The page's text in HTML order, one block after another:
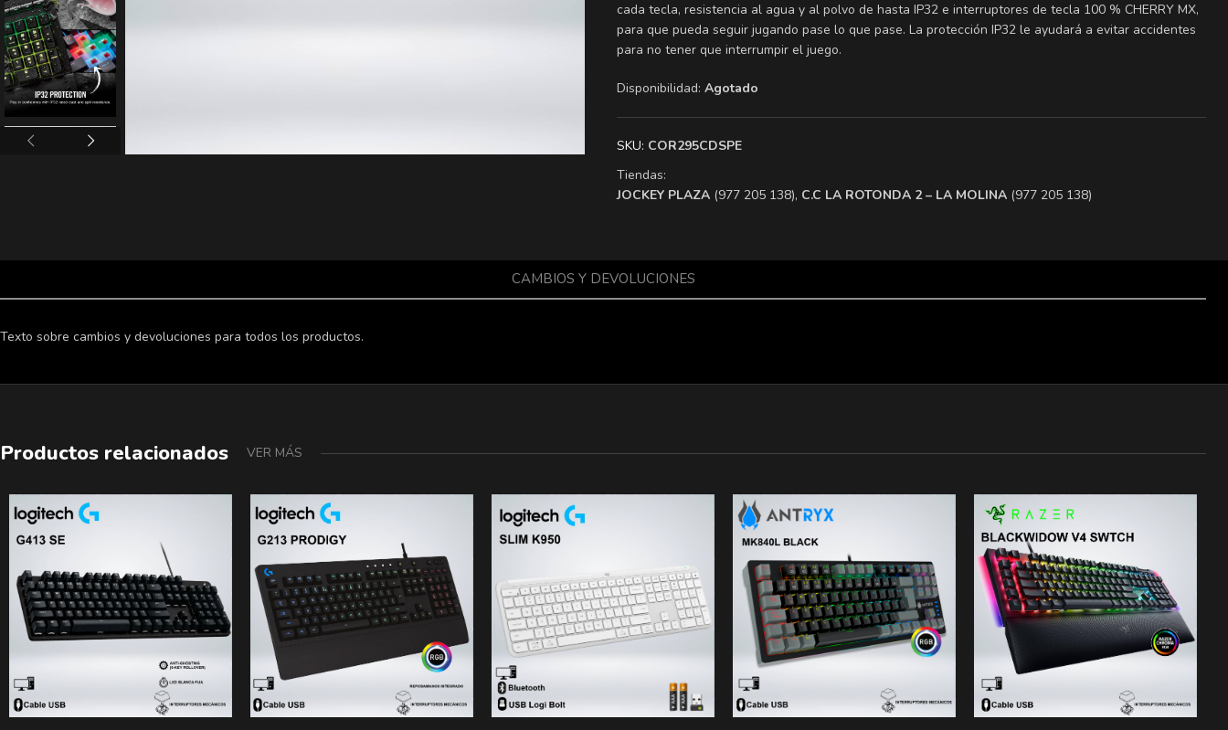
cada tecla, resistencia al agua y al polvo de hasta IP32 e interruptores de tecla 100 % CHERRY MX,
para que pueda seguir jugando pase lo que pase. La protección IP32 le ayudará a evitar accidentes
para no tener que interrumpir el juego.
Disponibilidad: Agotado
SKU: COR295CDSPE
Tiendas:
​JOCKEY PLAZA (977 205 138), ​C.C LA ROTONDA 2 – LA MOLINA (977 205 138)
CAMBIOS Y DEVOLUCIONES
Texto sobre cambios y devoluciones para todos los productos.
Productos relacionados VER MÁS